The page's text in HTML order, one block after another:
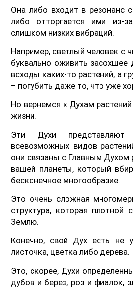
Она либо входит в резонанс с
либо отторгается ими из-
слишком низких вибраций.
Например, светлый человек с
буквально оживить засохшее
всходы каких-то растений, а
– погубить даже то, что уже
Но вернемся к Духам
жизни.
Эти Духи представляют
всевозможных видов
они связаны с Главным Духом
вашей планеты, который
бесконечное многообразие.
Это очень сложная
структура, которая плотной
Землю.
Конечно, свой Дух есть не
листочка, цветка либо дерева.
Это, скорее, Духи
дубов и берез, роз и фиалок,